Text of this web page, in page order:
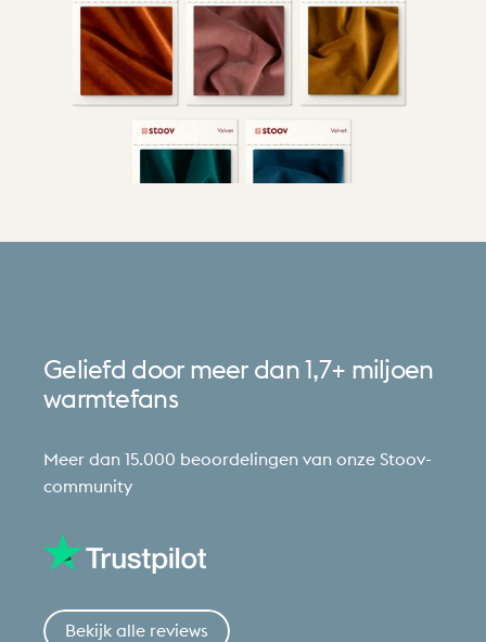
Geliefd door meer dan 1,7+ miljoen
warmtefans
Meer dan 15.000 beoordelingen van onze Stoov-
community
Bekijk alle reviews